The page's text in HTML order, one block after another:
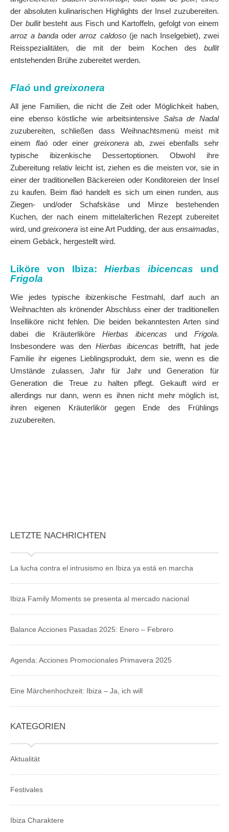
der absoluten kulinarischen Highlights der Insel zuzubereiten.
Der bullitbesteht aus Fisch und Kartoffeln, gefolgt von einem
arroz a banda oderarroz caldoso(je nach Inselgebiet), zwei
Reisspezialitäten, die mit der beim Kochen des bullit
entstehenden Brühe zubereitet werden.
Flaó und greixonera
All jene Familien, die nicht die Zeit oder Möglichkeit haben,
eine ebenso köstliche wie arbeitsintensive Salsa de Nadal
zuzubereiten, schließen dass Weihnachtsmenü meist mit
einem flaóoder einer greixonera ab, zwei ebenfalls sehr
typische ibizenkische Dessertoptionen. Obwohl ihre
Zubereitung relativ leicht ist, ziehen es die meisten vor, sie in
einer der traditionellen Bäckereien oder Konditoreien der Insel
zu kaufen. Beimflaó handelt es sich um einen runden, aus
Ziegen- und/oder Schafskäse und Minze bestehenden
Kuchen, der nach einem mittelalterlichen Rezept zubereitet
wird, undgreixonera ist eine Art Pudding, der ausensaimadas,
einem Gebäck, hergestellt wird.
Liköre von Ibiza: Hierbas ibicencas und
Frigola
Wie jedes typische ibizenkische Festmahl, darf auch an
Weihnachten als krönender Abschluss einer der traditionellen
Inselliköre nicht fehlen. Die beiden bekanntesten Arten sind
dabei die Kräuterliköre Hierbas ibicencas undFrigola.
Insbesondere was denHierbas ibicencas betrifft, hat jede
Familie ihr eigenes Lieblingsprodukt, dem sie, wenn es die
Umstände zulassen, Jahr für Jahr und Generation für
Generation die Treue zu halten pflegt. Gekauft wird er
allerdings nur dann, wenn es ihnen nicht mehr möglich ist,
ihren eigenen Kräuterlikör gegen Ende des Frühlings
zuzubereiten.
LETZTE NACHRICHTEN
La lucha contra el intrusismo en Ibiza ya está en marcha
Ibiza Family Moments se presenta al mercado nacional
Balance Acciones Pasadas 2025: Enero – Febrero
Agenda: Acciones Promocionales Primavera 2025
Eine Märchenhochzeit: Ibiza – Ja, ich will
KATEGORIEN
Aktualität
Festivales
Ibiza Charaktere